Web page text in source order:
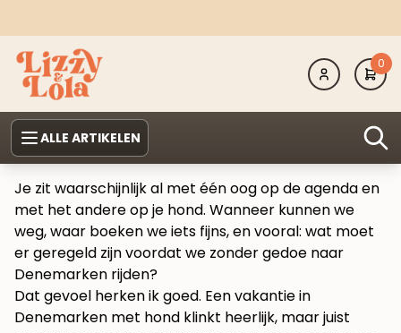
0
ALLE ARTIKELEN
Je zit waarschijnlijk al met één oog op de agenda en
met het andere op je hond. Wanneer kunnen we
weg, waar boeken we iets fijns, en vooral: wat moet
er geregeld zijn voordat we zonder gedoe naar
Denemarken rijden?
Dat gevoel herken ik goed. Een vakantie in
Denemarken met hond klinkt heerlijk, maar juist